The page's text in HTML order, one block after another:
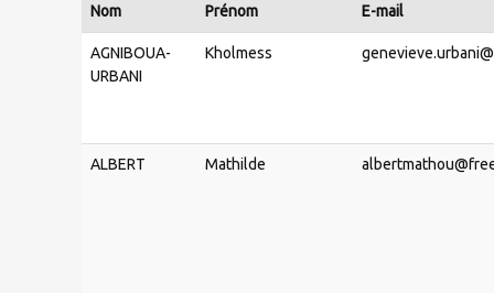
Nom Prénom E-mail
AGNIBOUA-
URBANI
Kholmess
ALBERT Mathilde